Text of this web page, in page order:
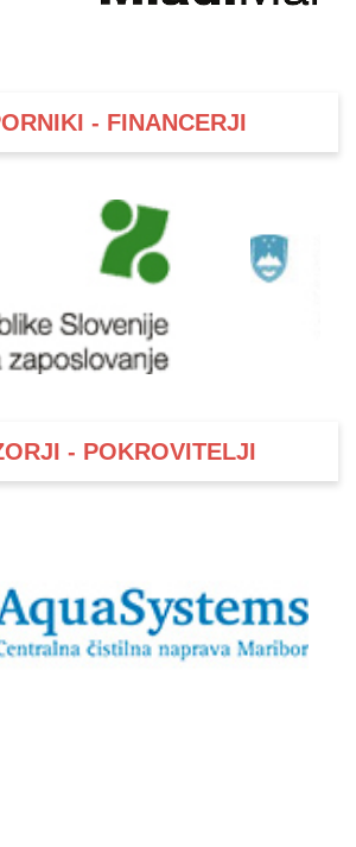
- FINANCERJI
- POKROVITELJI